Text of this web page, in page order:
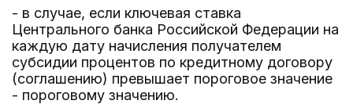
- в случае, если ключевая ставка
Центрального банка Российской Федерации на
каждую дату начисления получателем
субсидии процентов по кредитному договору
(соглашению) превышает пороговое значение
- пороговому значению.